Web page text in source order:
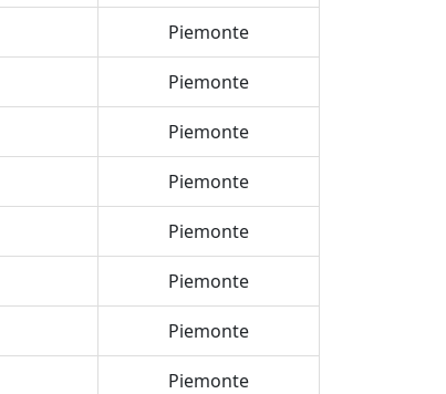
Piemonte
Piemonte
Piemonte
Piemonte
Piemonte
Piemonte
Piemonte
Piemonte